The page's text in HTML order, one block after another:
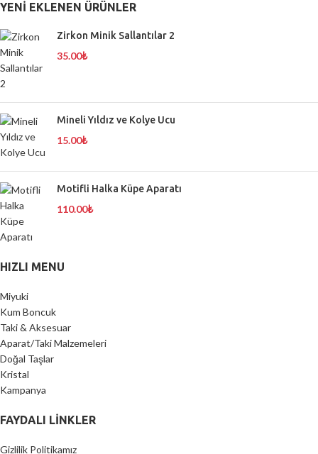
YENI EKLENEN ÜRÜNLER
Zirkon Minik Sallantılar 2
35.00₺
Mineli Yıldız ve Kolye Ucu
15.00₺
Motifli Halka Küpe Aparatı
110.00₺
HIZLI MENU
Miyuki
Kum Boncuk
Taki & Aksesuar
Aparat/Taki Malzemeleri
Doğal Taşlar
Kristal
Kampanya
FAYDALI LİNKLER
Gizlilik Politikamız